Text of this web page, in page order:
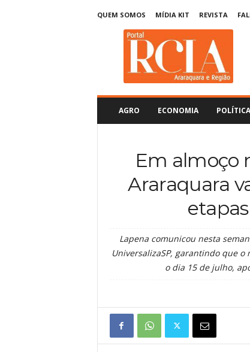
QUEM SOMOS MÍDIA KIT REVISTA
AGRO ECONOMIA POLÍTICA
Em almoço
Araraquara
Lapena comunicou nesta
UniversalizaSP, garantindo que
o dia 15 de julho,